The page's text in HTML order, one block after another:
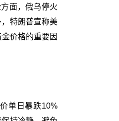
面，俄乌停火
特朗普宣称美
价格的重要因
单日暴跌10%